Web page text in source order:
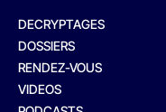
DECRYPTAGES
DOSSIERS
RENDEZ-VOUS
VIDEOS